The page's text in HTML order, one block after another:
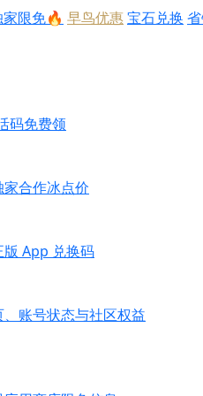
家限免🔥 早鸟优惠宝石兑换
码免费领
合作冰点价
版 App 兑换码
账号状态与社区权益